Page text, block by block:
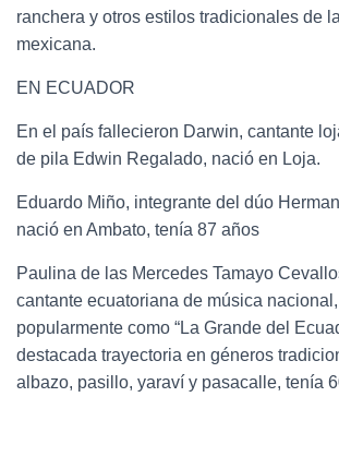
ranchera y otros estilos tradicionales de
mexicana.
EN ECUADOR
En el país fallecieron Darwin, cantante
de pila Edwin Regalado, nació en Loja.
Eduardo Miño, integrante del dúo
nació en Ambato, tenía 87 años
Paulina de las Mercedes Tamayo
cantante ecuatoriana de música
popularmente como “La Grande del
destacada trayectoria en géneros
albazo, pasillo, yaraví y pasacalle, tenía